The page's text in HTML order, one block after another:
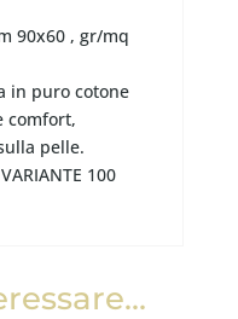
90x60 , gr/mq
in puro cotone
comfort,
pelle.
100